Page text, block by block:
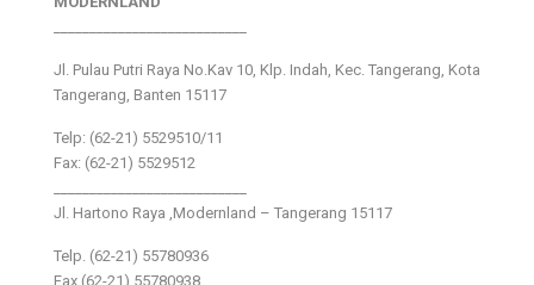
Jl. Pulau Putri Raya No.Kav 10, Klp. Indah, Kec. Tangerang, Kota
Tangerang, Banten 15117
Telp: (62-21) 5529510/11
Fax: (62-21) 5529512
Jl. Hartono Raya ,Modernland – Tangerang 15117
Telp. (62-21) 55780936
Fax (62-21) 55780938